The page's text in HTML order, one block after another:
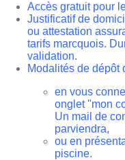
Accès gratuit pour
Justificatif de
ou attestation
tarifs marcquois.
validation.
Modalités de dépôt
en vous
onglet "mon
Un mail de
parviendra,
ou en
piscine.